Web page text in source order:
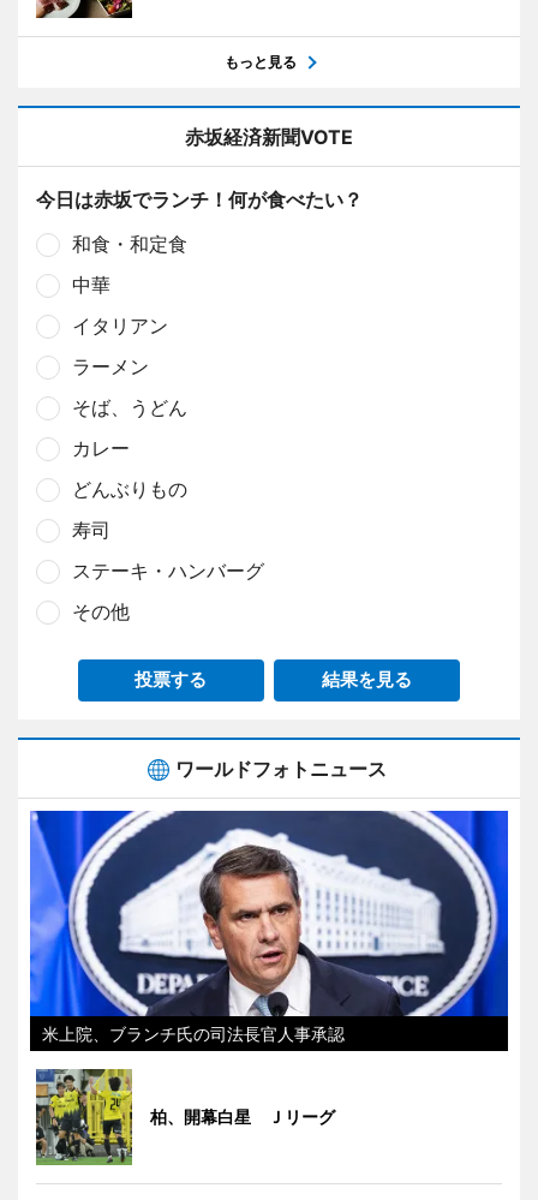
もっと見る
赤坂経済新聞VOTE
今日は赤坂でランチ！何が食べたい？
和食・和定食
中華
イタリアン
ラーメン
そば、うどん
カレー
どんぶりもの
寿司
ステーキ・ハンバーグ
その他
投票する 結果を見る
ワールドフォトニュース
米上院、ブランチ氏の司法長官人事承認
柏、開幕白星 Ｊリーグ